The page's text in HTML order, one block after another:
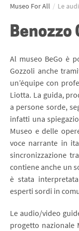
Museo For All / Le
Benozzo
Al museo BeGo è
Gozzoli anche
un’équipe con
Liotta. La guida,
a persone sorde,
infatti una
Museo e delle
voce narrante in
sincronizzazione
contiene anche un
è stata
esperti sordi in
Le audio/video
progetto nazionale